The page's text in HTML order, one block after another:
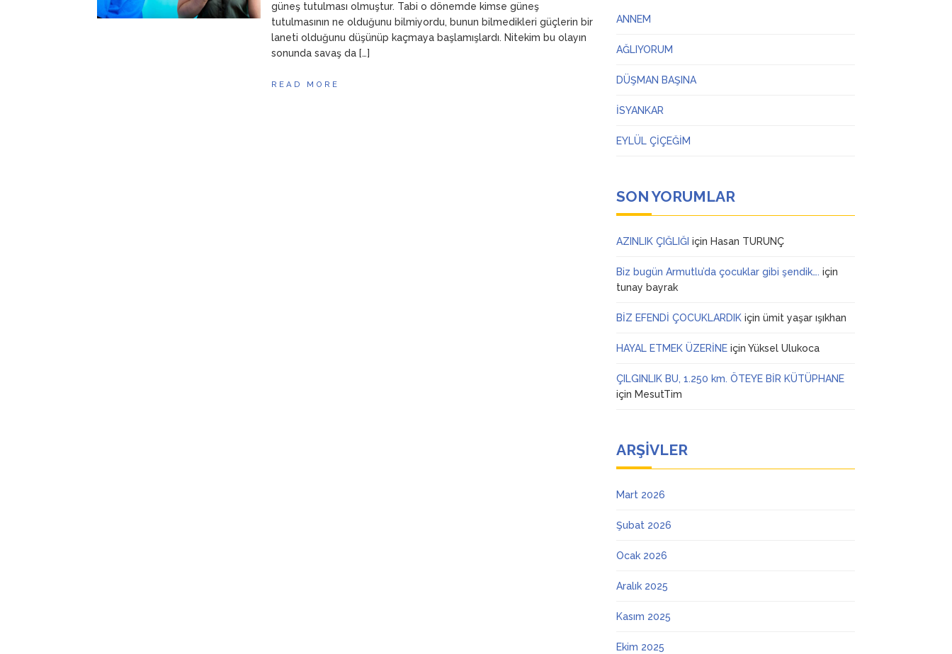
güneş tutulması olmuştur. Tabi o dönemde kimse güneş
tutulmasının ne olduğunu bilmiyordu, bunun bilmedikleri güçlerin bir
laneti olduğunu düşünüp kaçmaya başlamışlardı. Nitekim bu olayın
sonunda savaş da […]
READ MORE
ANNEM
AĞLIYORUM
DÜŞMAN BAŞINA
İSYANKAR
EYLÜL ÇİÇEĞİM
SON YORUMLAR
AZINLIK ÇIĞLIĞI için Hasan TURUNÇ
Biz bugün Armutlu’da çocuklar gibi şendik…. için
tunay bayrak
BİZ EFENDİ ÇOCUKLARDIK içinümit yaşar ışıkhan
HAYAL ETMEK ÜZERİNE içinYüksel Ulukoca
ÇILGINLIK BU, 1.250 km. ÖTEYE BİR KÜTÜPHANE
için MesutTim
ARŞIVLER
Mart 2026
Şubat 2026
Ocak 2026
Aralık 2025
Kasım 2025
Ekim 2025